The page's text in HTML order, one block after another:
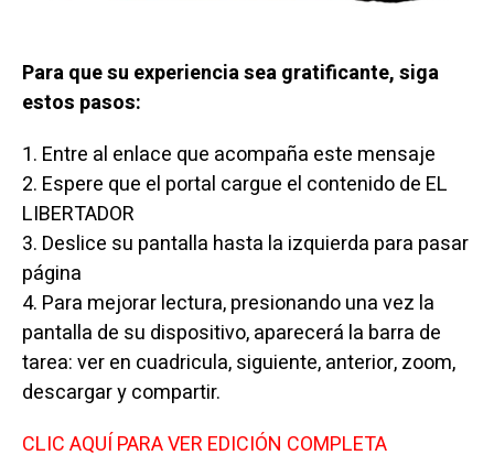
Para que su experiencia sea gratificante, siga
estos pasos:
1. Entre al enlace que acompaña este mensaje
2. Espere que el portal cargue el contenido de EL
LIBERTADOR
3. Deslice su pantalla hasta la izquierda para pasar
página
4. Para mejorar lectura, presionando una vez la
pantalla de su dispositivo, aparecerá la barra de
tarea: ver en cuadricula, siguiente, anterior, zoom,
descargar y compartir.
CLIC AQUÍ PARA VER EDICIÓN COMPLETA